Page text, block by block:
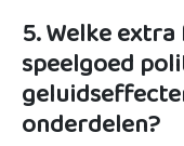
5. Welke
speelgoed
onderdelen?